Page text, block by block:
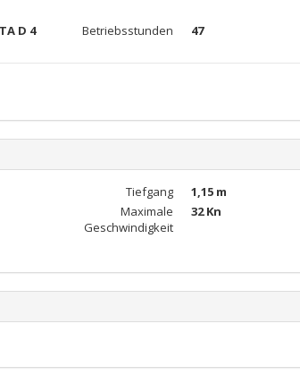
D 4
Betriebsstunden 47
Tiefgang
1,15 m
Maximale
Geschwindigkeit
32 Kn